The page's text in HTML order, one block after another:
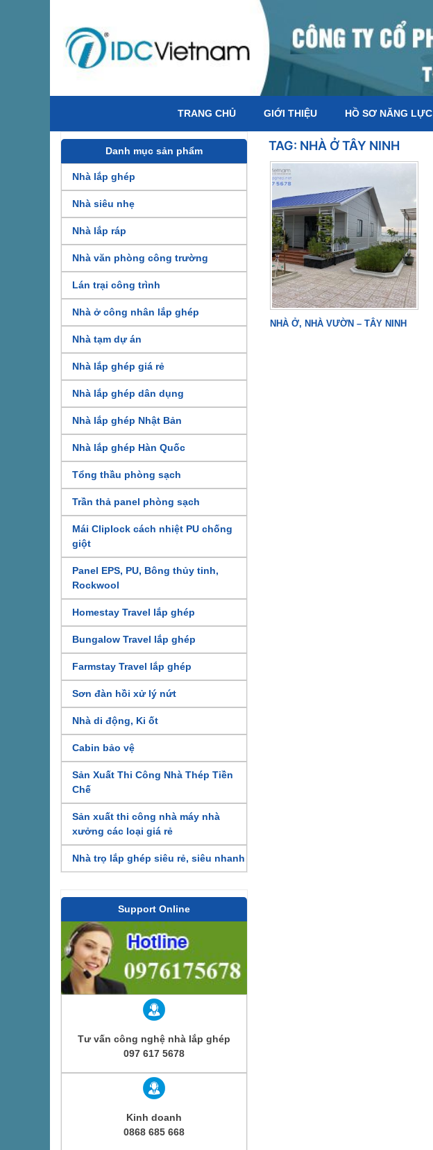
TRANG CHỦ GIỚI THIỆU HỒ SƠ NĂNG LỰC
Danh mục sản phẩm
Nhà lắp ghép
Nhà siêu nhẹ
Nhà lắp ráp
Nhà văn phòng công trường
Lán trại công trình
Nhà ở công nhân lắp ghép
Nhà tạm dự án
Nhà lắp ghép giá rẻ
Nhà lắp ghép dân dụng
Nhà lắp ghép Nhật Bản
Nhà lắp ghép Hàn Quốc
Tổng thầu phòng sạch
Trần thả panel phòng sạch
Mái Cliplock cách nhiệt PU chống
giột
Panel EPS, PU, Bông thủy tinh,
Rockwool
Homestay Travel lắp ghép
Bungalow Travel lắp ghép
Farmstay Travel lắp ghép
Sơn đàn hồi xử lý nứt
Nhà di động, Ki ốt
Cabin bảo vệ
Sản Xuất Thi Công Nhà Thép Tiền
Chế
Sản xuất thi công nhà máy nhà
xưởng các loại giá rẻ
Nhà trọ lắp ghép siêu rẻ, siêu nhanh
Support Online
Tư vấn công nghệ nhà lắp ghép
097 617 5678
Kinh doanh
0868 685 668
TAG: NHÀ Ở TÂY NINH
NHÀ Ở, NHÀ VƯỜN – TÂY NINH